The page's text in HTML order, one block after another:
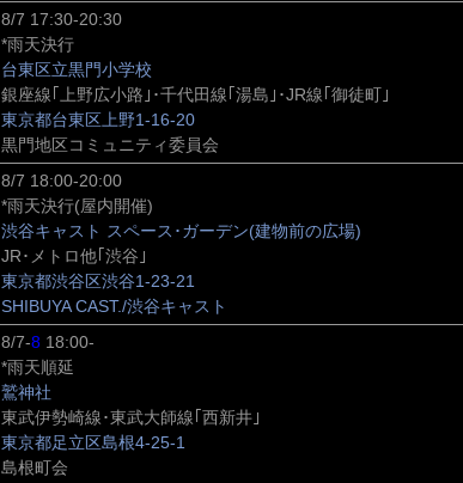
8/7 17:30-20:30
*雨天決行
台東区立黒門小学校
銀座線｢上野広小路｣･千代田線｢湯島｣･JR線｢御徒町｣
東京都台東区上野1-16-20
黒門地区コミュニティ委員会
8/7 18:00-20:00
*雨天決行(屋内開催)
渋谷キャスト スペース･ガーデン(建物前の広場)
JR･メトロ他｢渋谷｣
東京都渋谷区渋谷1-23-21
SHIBUYA CAST./渋谷キャスト
8/7-8 18:00-
*雨天順延
鷲神社
東武伊勢崎線･東武大師線｢西新井｣
東京都足立区島根4-25-1
島根町会